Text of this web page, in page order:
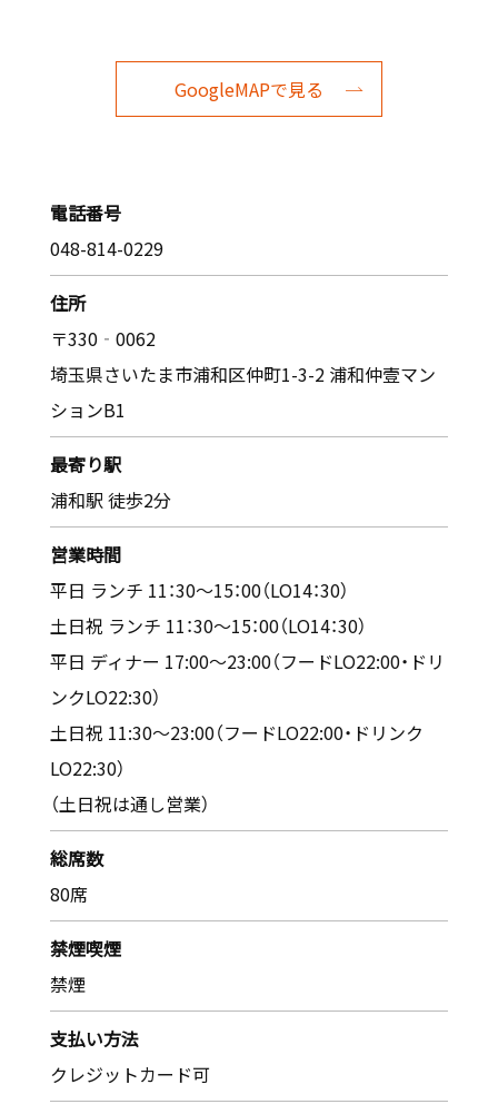
GoogleMAPで見る
電話番号
048-814-0229
住所
〒330‐0062
埼玉県さいたま市浦和区仲町1-3-2 浦和仲壹マン
ションB1
最寄り駅
浦和駅 徒歩2分
営業時間
平日 ランチ 11：30～15：00（LO14：30）
土日祝 ランチ 11：30～15：00（LO14：30）
平日 ディナー 17:00～23:00（フードLO22:00・ドリ
ンクLO22:30）
土日祝 11:30～23:00（フードLO22:00・ドリンク
LO22:30）
（土日祝は通し営業）
総席数
80席
禁煙喫煙
禁煙
支払い方法
クレジットカード可